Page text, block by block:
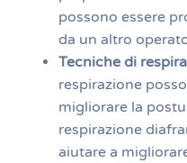
possono essere
da un altro
Tecniche di
respirazione
migliorare la
respirazione
aiutare a